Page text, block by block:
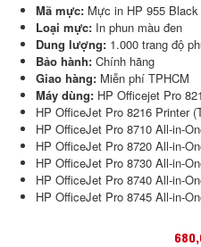
Mã mực: Mực in HP 955
Loại mực: In phun màu đen
Dung lượng: 1.000 trang độ
Bảo hành: Chính hãng
Giao hàng: Miễn phí TPHCM
Máy dùng: HP Officejet Pro
HP OfficeJet Pro 8216 Printer
HP OfficeJet Pro 8710 All-in-
HP OfficeJet Pro 8720 All-in-
HP OfficeJet Pro 8730 All-in-
HP OfficeJet Pro 8740 All-in-
HP OfficeJet Pro 8745 All-in-